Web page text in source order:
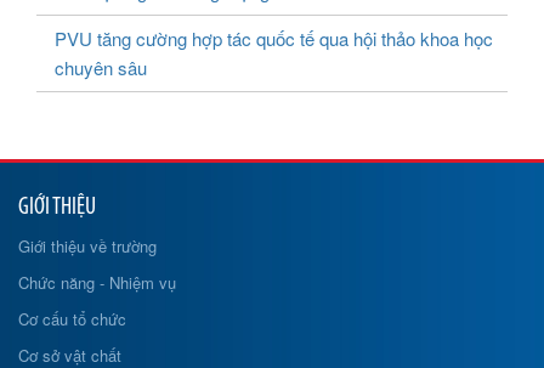
PVU tăng cường hợp tác quốc tế qua hội thảo khoa học
chuyên sâu
GIỚI THIỆU
Giới thiệu về trường
Chức năng - Nhiệm vụ
Cơ cấu tổ chức
Cơ sở vật chất